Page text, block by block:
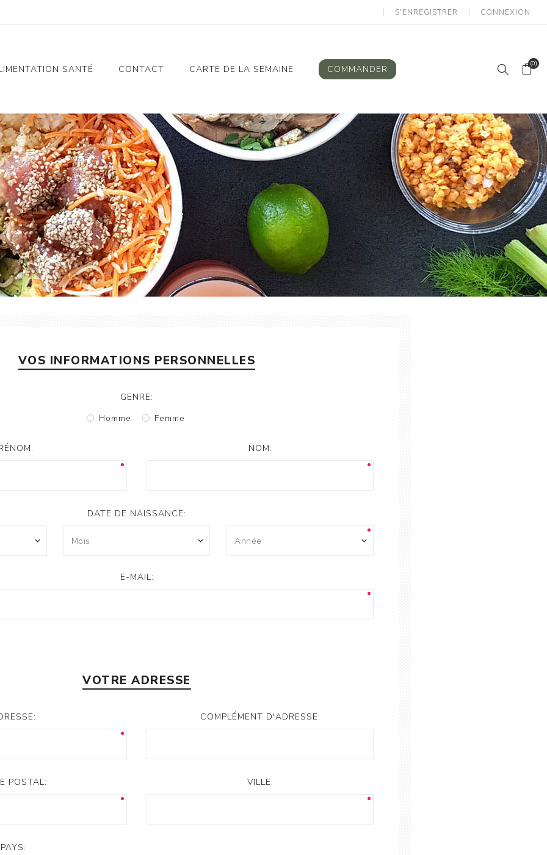
S'ENREGISTRER CONNEXION
SANTÉ
Notre Histoire
Alimentation Santé
Charte Alimentation
Santé
Nos Valeurs
CONTACT CARTE DE LA SEMAINE COMMANDER (0)
VOS INFORMATIONS PERSONNELLES
GENRE:
Homme
Femme
NOM:
DATE DE NAISSANCE:
E-MAIL:
VOTRE ADRESSE
COMPLÉMENT D'ADRESSE:
POSTAL: VILLE:
PAYS: